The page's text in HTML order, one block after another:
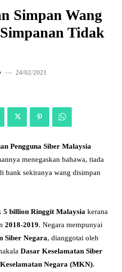
Simpan Wang
Tidak
24/02/2021
Pengguna Siber Malaysia
menegaskan bahawa, tiada
bank sekiranya wang disimpan
5 billion Ringgit Malaysia kerana
2018-2019. Negara mempunyai
Siber Negara, dianggotai oleh
Dasar Keselamatan Siber
Negara (MKN).